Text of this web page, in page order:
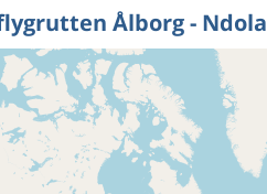
Ålborg - Ndola